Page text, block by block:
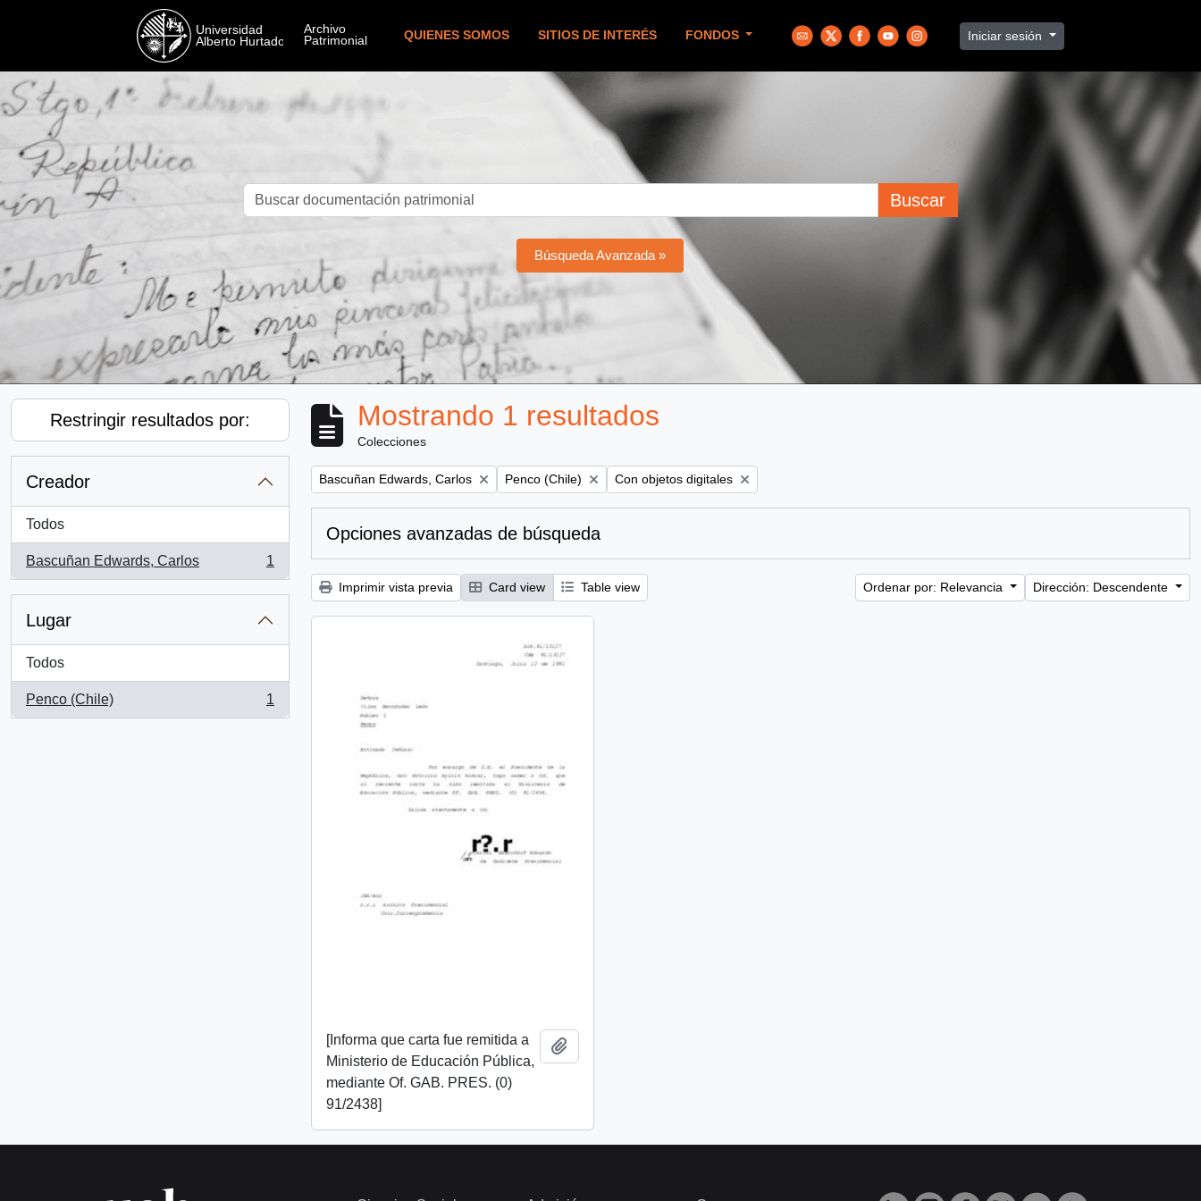
QUIENES SOMOS SITIOS DE INTERÉS FONDOS Iniciar sesión
Buscar
Búsqueda Avanzada »
Restringir resultados por:
Creador
Todos
Bascuñan Edwards, Carlos
, 1 resultados
1
Lugar
Todos
Penco (Chile)
, 1 resultados
1
Mostrando 1 resultados
Colecciones
Remove filter:
Bascuñan Edwards, Carlos Remove filter:
Penco (Chile) Remove filter:
Con objetos digitales
Opciones avanzadas de búsqueda
Imprimir vista previa Card view Table view Ordenar por: Relevancia Dirección: Descendente
[Informa que carta fue remitida a
Ministerio de Educación Pública,
mediante Of. GAB. PRES. (0)
91/2438]